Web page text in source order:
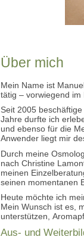
Über mich
Mein Name ist
tätig – vorwiegend im
Seit 2005
Jahre durfte ich
und ebenso für die
Anwender liegt mir
Durch meine
nach Christine
meinen
seinen momentanen
Heute möchte ich
Mein Wunsch ist es,
unterstützen,
Aus- und